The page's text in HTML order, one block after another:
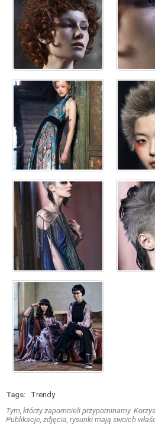
Tags:
Trendy
Tym, którzy zapomnieli przypominamy.
Publikacje, zdjęcia, rysunki mają swoich